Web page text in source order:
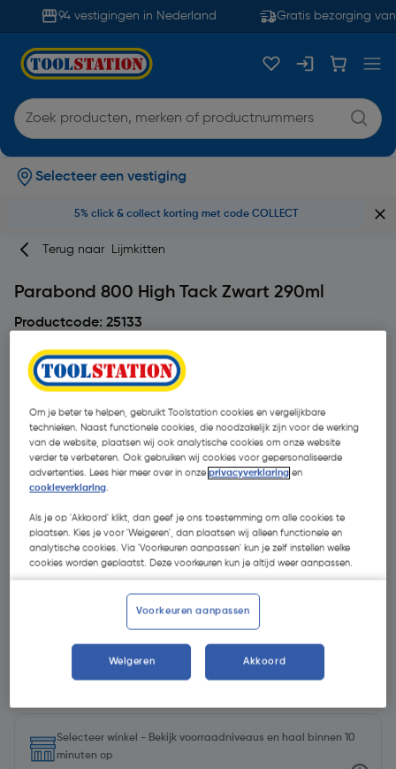
94 vestigingen in Nederland Gratis bezorging
Selecteer een vestiging
5% click & collect korting met code COLLECT
Terug naar Lijmkitten
Parabond 800 High Tack Zwart 290ml
Productcode: 25133
€ 9,45 € 32,59/L
Selecteer winkel - Bekijk voorraadniveaus en haal binnen 10
minuten op
Om je beter te helpen, gebruikt Toolstation cookies en vergelijkbare
technieken. Naast functionele cookies, die noodzakelijk zijn voor de werking
van de website, plaatsen wij ook analytische cookies om onze website
verder te verbeteren. Ook gebruiken wij cookies voor gepersonaliseerde
advertenties. Lees hier meer over in onzeprivacyverklaring en
cookieverklaring.
Als je op 'Akkoord' klikt, dan geef je ons toestemming om alle cookies te
plaatsen. Kies je voor 'Weigeren', dan plaatsen wij alleen functionele en
analytische cookies. Via 'Voorkeuren aanpassen' kun je zelf instellen welke
cookies worden geplaatst. Deze voorkeuren kun je altijd weer aanpassen.
Voorkeuren aanpassen
Weigeren Akkoord